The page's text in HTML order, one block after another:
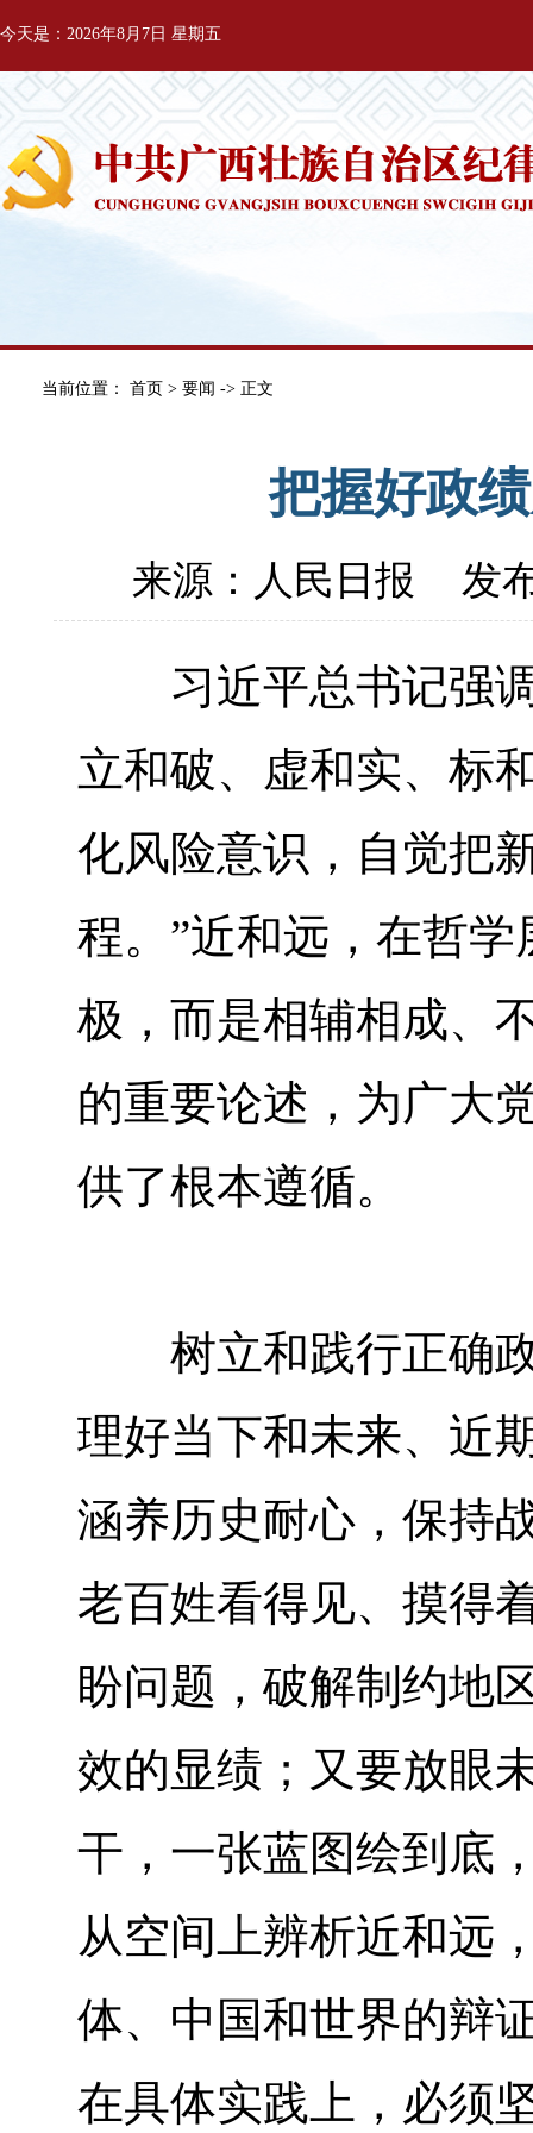
今天是：2026年8月7日 星期五
当前位置： 首页 > 要闻 -> 正文
把握好政
来源：人民日报 发
习近平总书记强调
立和破、虚和实、标
化风险意识，自觉把
程。”近和远，在哲
极，而是相辅相成、
的重要论述，为广大
供了根本遵循。
树立和践行正确政
理好当下和未来、近
涵养历史耐心，保持
老百姓看得见、摸得
盼问题，破解制约地
效的显绩；又要放眼
干，一张蓝图绘到底
从空间上辨析近和远
体、中国和世界的辩
在具体实践上，必须